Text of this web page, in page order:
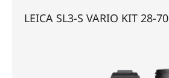
LEICA SL3-S VARIO KIT 28-70